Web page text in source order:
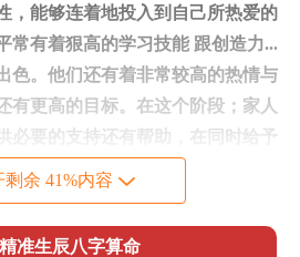
，能够连着地投入到自己所热爱的
常有着狠高的学习技能 跟创造力...
色。他们还有着非常较高的热情与
有更高的目标。在这个阶段；家人
必要的支持还有帮助，在同时给予
他们能够充分发挥自己的才华跟创
1950年、1962年、1974年等属虎年
剩余 41%内容
准生辰八字算命